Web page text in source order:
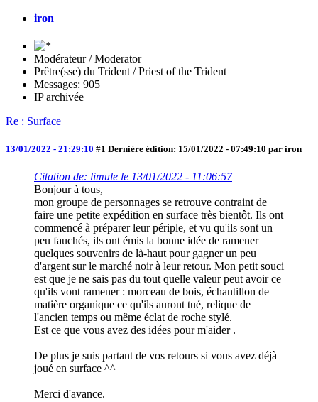
iron
Modérateur / Moderator
Prêtre(sse) du Trident / Priest of the Trident
Messages: 905
IP archivée
Re : Surface
13/01/2022 - 21:29:10 #1 Dernière édition: 15/01/2022 - 07:49:10 par iron
Citation de: limule le 13/01/2022 - 11:06:57
Bonjour à tous,
mon groupe de personnages se retrouve contraint de
faire une petite expédition en surface très bientôt. Ils ont
commencé à préparer leur périple, et vu qu'ils sont un
peu fauchés, ils ont émis la bonne idée de ramener
quelques souvenirs de là-haut pour gagner un peu
d'argent sur le marché noir à leur retour. Mon petit souci
est que je ne sais pas du tout quelle valeur peut avoir ce
qu'ils vont ramener : morceau de bois, échantillon de
matière organique ce qu'ils auront tué, relique de
l'ancien temps ou même éclat de roche stylé.
Est ce que vous avez des idées pour m'aider .
De plus je suis partant de vos retours si vous avez déjà
joué en surface ^^
Merci d'avance.